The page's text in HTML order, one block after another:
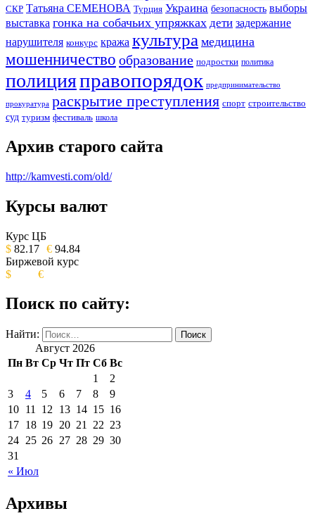
СКР Татьяна СЕМЕНОВА Турция Украина безопасность выборы
выставка гонка на собачьих упряжках дети задержание
нарушителя конкурс кража культура медицина
мошенничество образование подростки политика
полицияправопорядок предпринимательство
прокуратура раскрытие преступления спорт строительство
суд туризм фестиваль школа
Архив старого сайта
http://kamvesti.com/old/
ОБЩЕСТВЕННО-ПОЛИТИЧЕСКОЕ
ИЗДАНИЕ КАМЧАТСКОГО КРАЯ.
Курсы валют
Курс ЦБ
$ 82.17 € 94.84
Биржевой курс
$
€
Поиск по сайту:
Найти:
Август 2026
Пн Вт Ср Чт Пт Сб Вс
« Июл
1
2
3
4 5 6 7 8
9
10 11 12 13 14 15 16
17 18 19 20 21 22 23
24 25 26 27 28 29 30
31
Архивы